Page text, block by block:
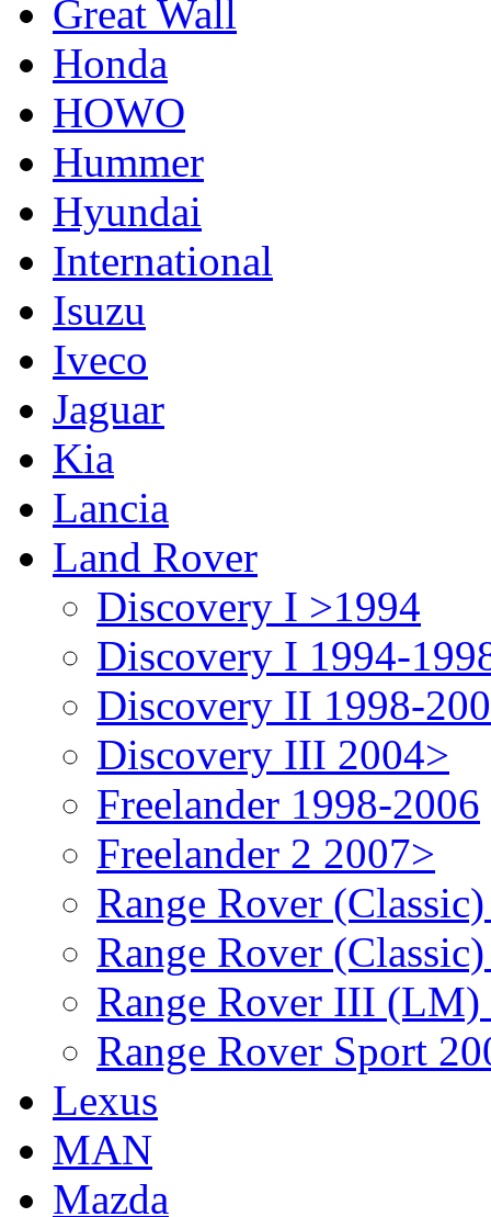
Great Wall
Honda
HOWO
Hummer
Hyundai
International
Isuzu
Iveco
Jaguar
Kia
Lancia
Land Rover
Discovery I >1994
Discovery I 1994-
Discovery II 1998-
Discovery III 2004>
Freelander 1998-2006
Freelander 2 2007>
Range Rover
Range Rover
Range Rover III (LM)
Range Rover Sport
Lexus
MAN
Mazda